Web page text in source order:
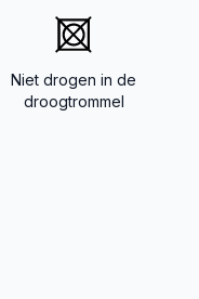
Niet drogen in de
droogtrommel